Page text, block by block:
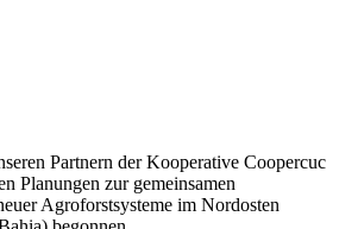
Partnern der Kooperative Coopercuc
Planungen zur gemeinsamen
Agroforstsysteme im Nordosten